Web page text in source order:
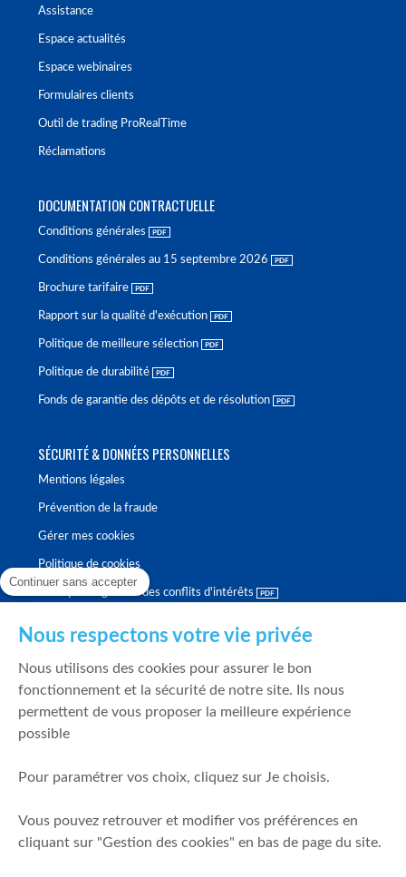
Assistance
Espace actualités
Espace webinaires
Formulaires clients
Outil de trading ProRealTime
Réclamations
DOCUMENTATION CONTRACTUELLE
Conditions générales
Conditions générales au 15 septembre 2026
Brochure tarifaire
Rapport sur la qualité d'exécution
Politique de meilleure sélection
Politique de durabilité
Fonds de garantie des dépôts et de résolution
SÉCURITÉ & DONNÉES PERSONNELLES
Mentions légales
Prévention de la fraude
Gérer mes cookies
Politique de cookies
Politique de gestion des conflits d'intérêts
Continuer sans accepter
Nous respectons votre vie privée
Nous utilisons des cookies pour assurer le bon
fonctionnement et la sécurité de notre site. Ils nous
permettent de vous proposer la meilleure expérience
possible
Pour paramétrer vos choix, cliquez sur Je choisis.
Vous pouvez retrouver et modifier vos préférences en
cliquant sur "Gestion des cookies" en bas de page du site.